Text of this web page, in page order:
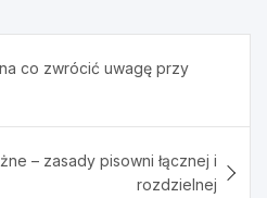
co zwrócić uwagę przy
– zasady pisowni łącznej i
rozdzielnej